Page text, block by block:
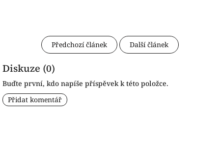
Předchozí článek Další článek
Diskuze (0)
Buďte první, kdo napíše příspěvek k této položce.
Přidat komentář